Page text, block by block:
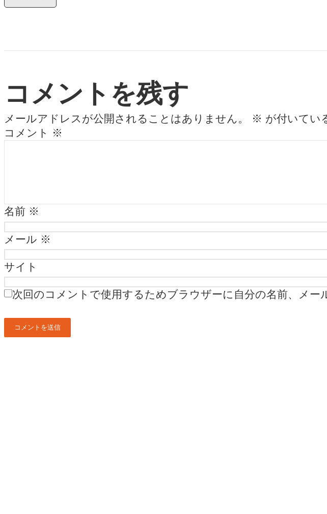
コメントを残す
メールアドレスが公開されることはありません。 ※ が付いてい
コメント
※
名前 ※
メール ※
サイト
次回のコメントで使用するためブラウザーに自分の名前、メー